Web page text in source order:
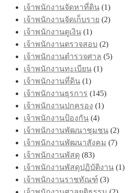
เจ้าพนักงานจัดหาที่ดิน (1)
เจ้าพนักงานจัดเก็บราย (2)
เจ้าพนักงานดูเงิน (1)
เจ้าพนักงานตรวจสอบ (2)
เจ้าพนักงานตำรวจศาล (5)
เจ้าพนักงานทะเบียน (1)
เจ้าพนักงานที่ดิน (1)
เจ้าพนักงานธุรการ (145)
เจ้าพนักงานปกครอง (1)
เจ้าพนักงานป้องกัน (4)
เจ้าพนักงานพัฒนาชุมชน (2)
เจ้าพนักงานพัฒนาสังคม (7)
เจ้าพนักงานพัสดุ (83)
เจ้าพนักงานพัสดุปฏิบัติงาน (1)
เจ้าพนักงานราชทัณฑ์ (3)